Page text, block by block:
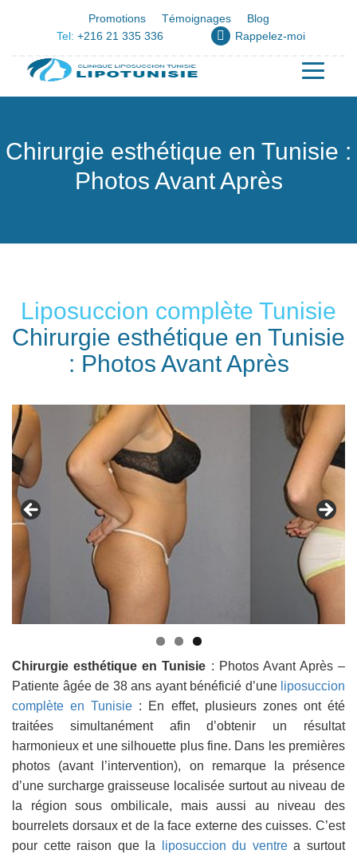
Promotions Témoignages
Blog
Tel: +216 21 335 336 Rappelez-moi
Chirurgie esthétique en Tunisie :
Photos Avant Après
Liposuccion complète Tunisie
Chirurgie esthétique en Tunisie
: Photos Avant Après
Chirurgie esthétique en Tunisie : Photos Avant Après –
Patiente âgée de 38 ans ayant bénéficié d’une liposuccion
complète en Tunisie : En effet, plusieurs zones ont été
traitées simultanément afin d’obtenir un résultat
harmonieux et une silhouette plus fine. Dans les premières
photos (avant l’intervention), on remarque la présence
d’une surcharge graisseuse localisée surtout au niveau de
la région sous ombilicale, mais aussi au niveau des
bourrelets dorsaux et de la face externe des cuisses. C’est
pour cette raison que la
liposuccion du ventrea surtout